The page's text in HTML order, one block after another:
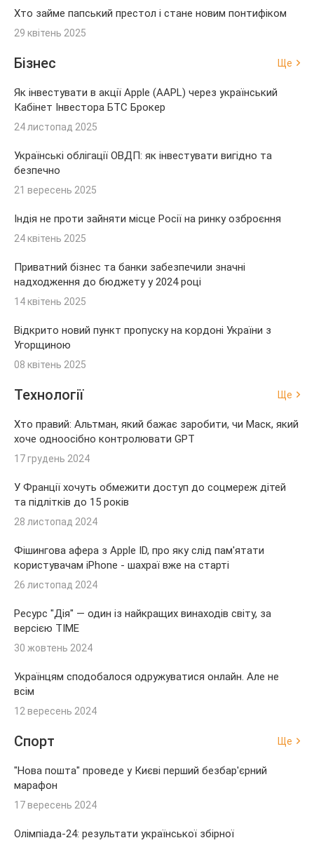
Хто займе папський престол і стане новим понтифіком
29 квітень 2025
Бізнес Ще
Як інвестувати в акції Apple (AAPL) через український
Кабінет Інвестора БТС Брокер
24 листопад 2025
Українські облігації ОВДП: як інвестувати вигідно та
безпечно
21 вересень 2025
Індія не проти зайняти місце Росії на ринку озброєння
24 квітень 2025
Приватний бізнес та банки забезпечили значні
надходження до бюджету у 2024 році
14 квітень 2025
Відкрито новий пункт пропуску на кордоні України з
Угорщиною
08 квітень 2025
Технології Ще
Хто правий: Альтман, який бажає заробити, чи Маск, який
хоче одноосібно контролювати GPT
17 грудень 2024
У Франції хочуть обмежити доступ до соцмереж дітей
та підлітків до 15 років
28 листопад 2024
Фішингова афера з Apple ID, про яку слід пам'ятати
користувачам iPhone - шахраї вже на старті
26 листопад 2024
Ресурс "Дія" — один із найкращих винаходів світу, за
версією TIME
30 жовтень 2024
Українцям сподобалося одружуватися онлайн. Але не
всім
12 вересень 2024
Спорт Ще
"Нова пошта" проведе у Києві перший безбар'єрний
марафон
17 вересень 2024
Олімпіада-24: результати української збірної